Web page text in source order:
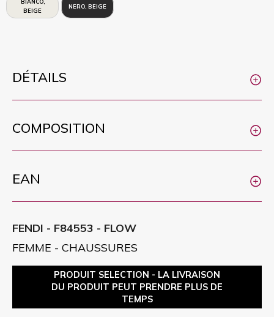
BIANCO,
BEIGE
NERO, BEIGE
DÉTAILS
COMPOSITION
EAN
FENDI - F84553 - FLOW
FEMME - CHAUSSURES
PRODUIT SELECTION - LA LIVRAISON
DU PRODUIT PEUT PRENDRE PLUS DE
TEMPS